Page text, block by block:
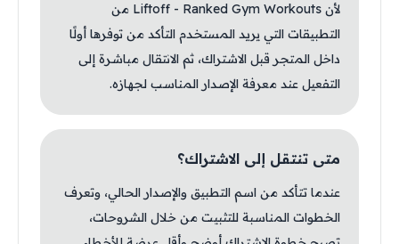
لأن Liftoff - Ranked Gym Workouts من
التطبيقات التي يريد المستخدم التأكد من توفرها أولًا
داخل المتجر قبل الاشتراك، ثم الانتقال مباشرة إلى
التفعيل عند معرفة الإصدار المناسب لجهازه.
متى تنتقل إلى الاشتراك؟
عندما تتأكد من اسم التطبيق والإصدار الحالي، وتعرف
الخطوات المناسبة للتثبيت من خلال الشروحات،